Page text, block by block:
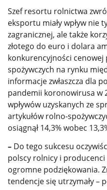
Szef resortu rolnictwa
eksportu miały wpływ nie
zagranicznej, ale także
złotego do euro i dolara
konkurencyjności
spożywczych na rynku
informacje zwłaszcza dla
pandemii koronowirusa w
wpływów uzyskanych ze
artykułów rolno-
osiągnął 14,3% wobec
– Do tego sukcesu
polscy rolnicy i producenci
ogromne podziękowania.
tendencje się utrzymały –